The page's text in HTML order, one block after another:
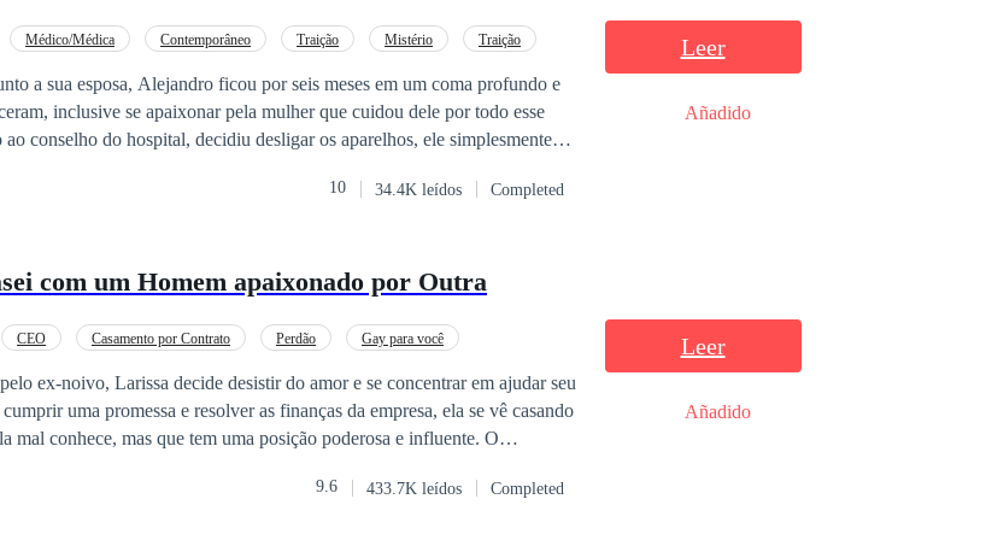
Médico/Médica Contemporâneo Traição Mistério Traição
a sua esposa, Alejandro ficou por seis meses em um coma profundo e
inclusive se apaixonar pela mulher que cuidou dele por todo esse
ao grande trauma na cabeça não se lembra do dia em que sofreu o
alguém tivesse roubado seis meses da sua vida e estava disposto a fazer
10 34.4K leídos Completed
Leer
Añadido
com um Homem apaixonado por Outra
CEO Casamento por Contrato Perdão Gay para você
ex-noivo, Larissa decide desistir do amor e se concentrar em ajudar seu
uma promessa e resolver as finanças da empresa, ela se vê casando
mal conhece, mas que tem uma posição poderosa e influente. O
ele, descobrindo um amor inesperado ao lado dele. No entanto, a
9.6 433.7K leídos Completed
Leer
Añadido